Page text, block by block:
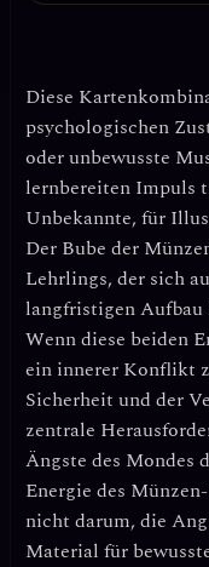
Diese
psychologischen
oder unbewusste
lernbereiten Impuls
Unbekannte, für
Der Bube der
Lehrlings, der sich
langfristigen
Wenn diese beiden
ein innerer Konflikt
Sicherheit und der
zentrale
Ängste des Mondes
Energie des
nicht darum, die
Material für